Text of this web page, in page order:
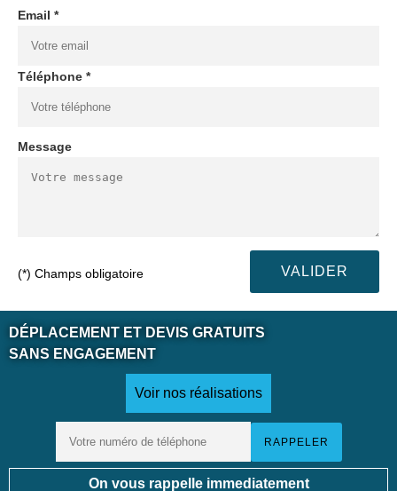
Email *
Téléphone *
Message
(*) Champs obligatoire
DÉPLACEMENT ET DEVIS GRATUITS
SANS ENGAGEMENT
Voir nos réalisations
On vous rappelle immediatement